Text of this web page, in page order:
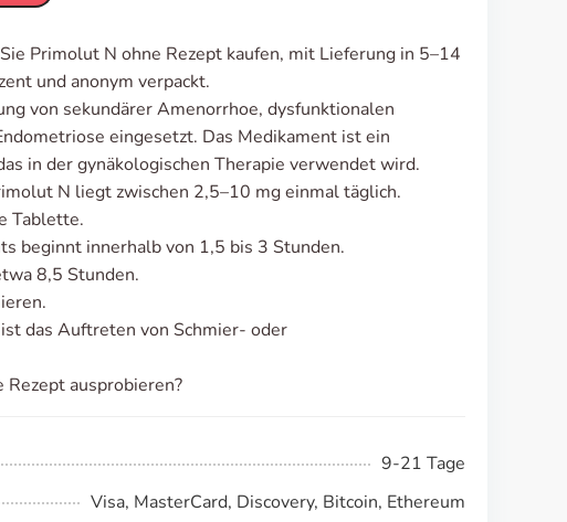
Primolut N ohne Rezept kaufen, mit Lieferung in 5–14
und anonym verpackt.
von sekundärer Amenorrhoe, dysfunktionalen
eingesetzt. Das Medikament ist ein
in der gynäkologischen Therapie verwendet wird.
N liegt zwischen 2,5–10 mg einmal täglich.
Tablette.
beginnt innerhalb von 1,5 bis 3 Stunden.
8,5 Stunden.
das Auftreten von Schmier- oder
ausprobieren?
9-21 Tage
Visa, MasterCard, Discovery, Bitcoin, Ethereum